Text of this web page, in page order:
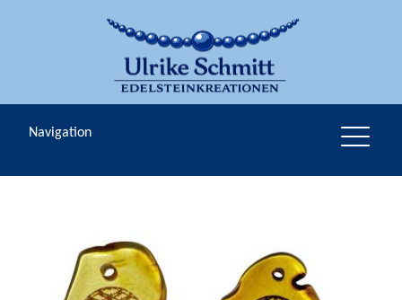
Navigation